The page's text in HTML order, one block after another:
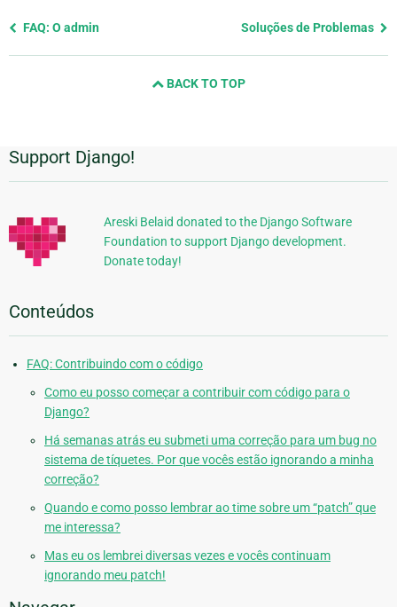
Previous
FAQ: O admin Soluções de Problemas
BACK TO TOP
Informações
Adicionais
Support Django!
Areski Belaid donated to the Django Software
Foundation to support Django development.
Donate today!
Conteúdos
FAQ: Contribuindo com o código
Como eu posso começar a contribuir com código para o
Django?
Há semanas atrás eu submeti uma correção para um bug no
sistema de tíquetes. Por que vocês estão ignorando a minha
correção?
Quando e como posso lembrar ao time sobre um “patch” que
me interessa?
Mas eu os lembrei diversas vezes e vocês continuam
ignorando meu patch!